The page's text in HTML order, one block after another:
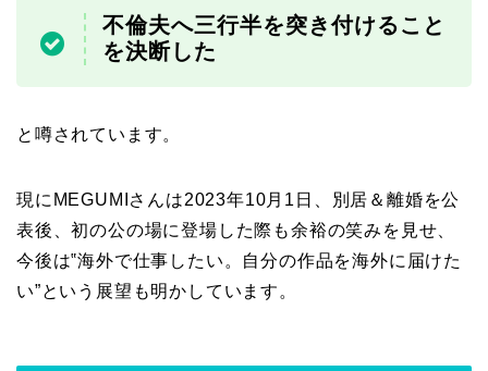
不倫夫へ三行半を突き付けること
を決断した
と噂されています。
現にMEGUMIさんは2023年10月1日、別居＆離婚を公
表後、初の公の場に登場した際も余裕の笑みを見せ、
今後は‟海外で仕事したい。自分の作品を海外に届けた
い”という展望も明かしています。